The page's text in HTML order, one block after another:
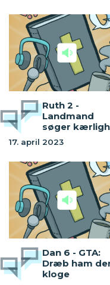
Ruth 2 -
Landmand
søger
17. april 2023
Dan 6 - GTA:
Dræb ham
kloge